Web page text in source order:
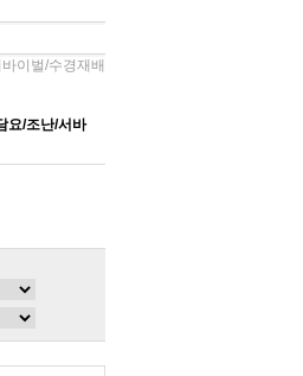
이벌/수경재배
요/조난/서바